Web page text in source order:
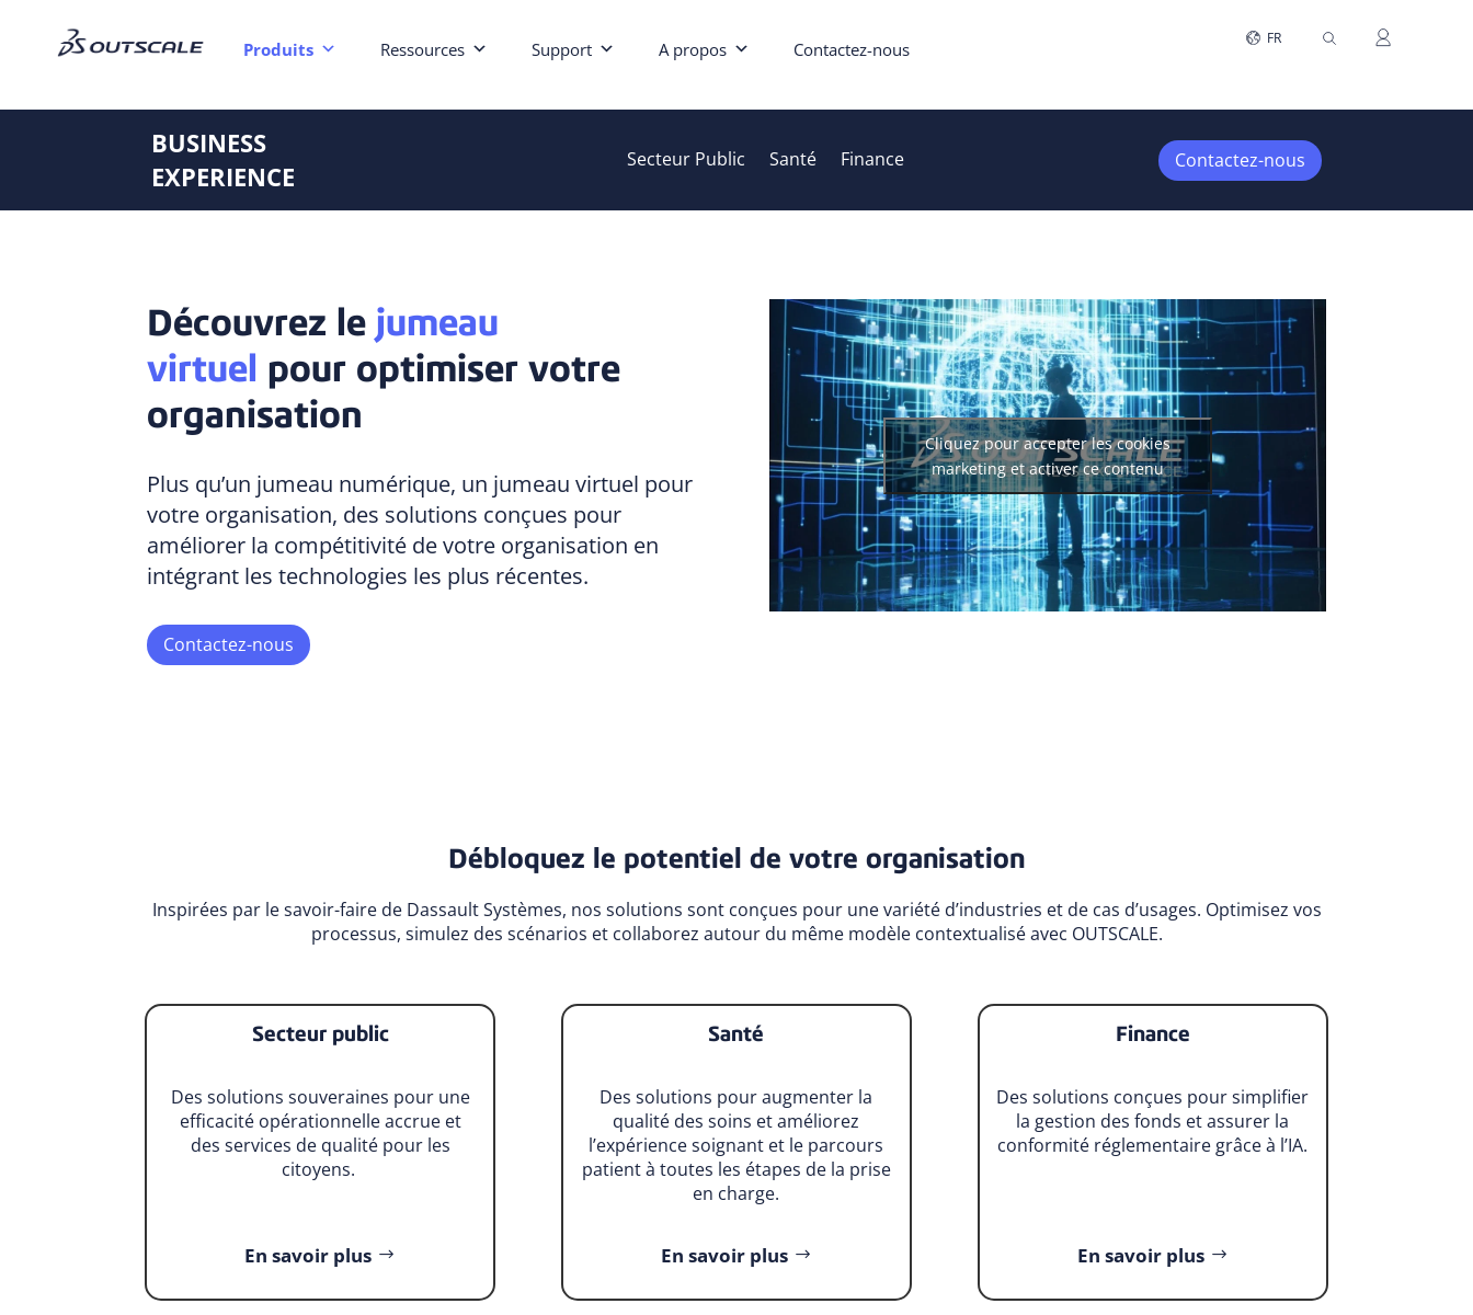
FR
Produits Ressources Support A propos Contactez-nous
BUSINESS
EXPERIENCE
Secteur Public Santé Finance Contactez-nous
Découvrez le jumeau
virtuel pour optimiser votre
organisation
Plus qu’un jumeau numérique, un jumeau virtuel pour
votre organisation, des solutions conçues pour
améliorer la compétitivité de votre organisation en
intégrant les technologies les plus récentes.
Contactez-nous
Cliquez pour accepter les cookies
marketing et activer ce contenu
Débloquez le potentiel de votre organisation
Inspirées par le savoir-faire de Dassault Systèmes, nos solutions sont conçues pour une variété d’industries et de cas d’usages. Optimisez vos
processus, simulez des scénarios et collaborez autour du même modèle contextualisé avec OUTSCALE.
Secteur public
Des solutions souveraines pour une
efficacité opérationnelle accrue et
des services de qualité pour les
citoyens.
En savoir plus
Santé
Des solutions pour augmenter la
qualité des soins et améliorez
l’expérience soignant et le parcours
patient à toutes les étapes de la prise
en charge.
En savoir plus
Finance
Des solutions conçues pour simplifier
la gestion des fonds et assurer la
conformité réglementaire grâce à l’IA.
En savoir plus